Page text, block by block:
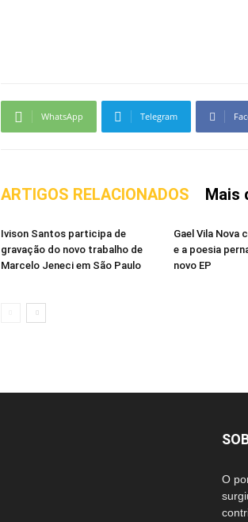
WhatsApp Telegram
ARTIGOS RELACIONADOS Mais
Ivison Santos participa de
gravação do novo trabalho de
Marcelo Jeneci em São Paulo
Gael Vila Nova
e a poesia
novo EP
O